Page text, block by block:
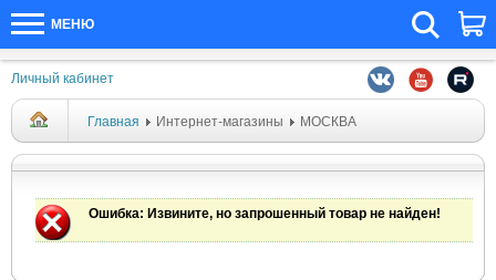
МЕНЮ
Личный кабинет
Главная Интернет-магазины МОСКВА
Ошибка: Извините, но запрошенный товар не найден!